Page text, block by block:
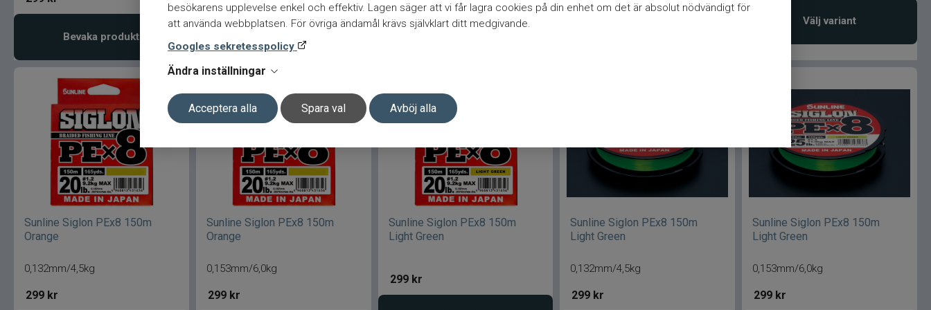
besökarens upplevelse enkel och effektiv. Lagen säger att vi får lagra cookies på din enhet om det är absolut nödvändigt för
att använda webbplatsen. För övriga ändamål krävs självklart ditt medgivande.
Googles sekretesspolicy
Ändra inställningar
Acceptera alla Spara val Avböj alla
Bevaka produkt
Välj variant Välj variant
Sunline Siglon PEx8 150m
Orange
0,132mm/4,5kg
299 kr
Sunline Siglon PEx8 150m
Orange
0,153mm/6,0kg
299 kr
Sunline Siglon PEx8 150m
Light Green
299 kr
Sunline Siglon PEx8 150m
Light Green
0,132mm/4,5kg
299 kr
Sunline Siglon PEx8 150m
Light Green
0,153mm/6,0kg
299 kr